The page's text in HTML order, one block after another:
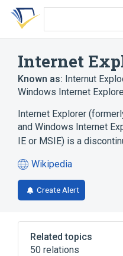
Skip
search
Skip
Skip
account
Internet
Known as: Internut
Windows Internet
Internet Explorer
and Windows Internet
IE or MSIE) is a
Wikipedia
(opens
in
a
tab)
Create Alert
Related topics
50 relations